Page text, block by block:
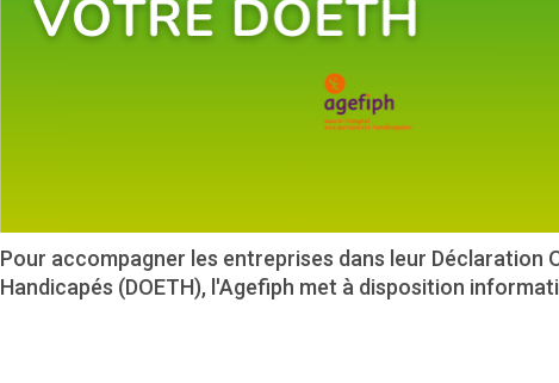
Pour accompagner les entreprises dans leur Déclaration
Handicapés (DOETH), l'Agefiph met à disposition